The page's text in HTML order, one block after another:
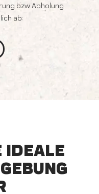
bzw. Abholung
ab:
IDEALE